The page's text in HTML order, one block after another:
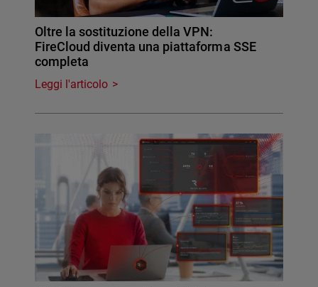
Oltre la sostituzione della VPN:
FireCloud diventa una piattaforma SSE
completa
Leggi l'articolo